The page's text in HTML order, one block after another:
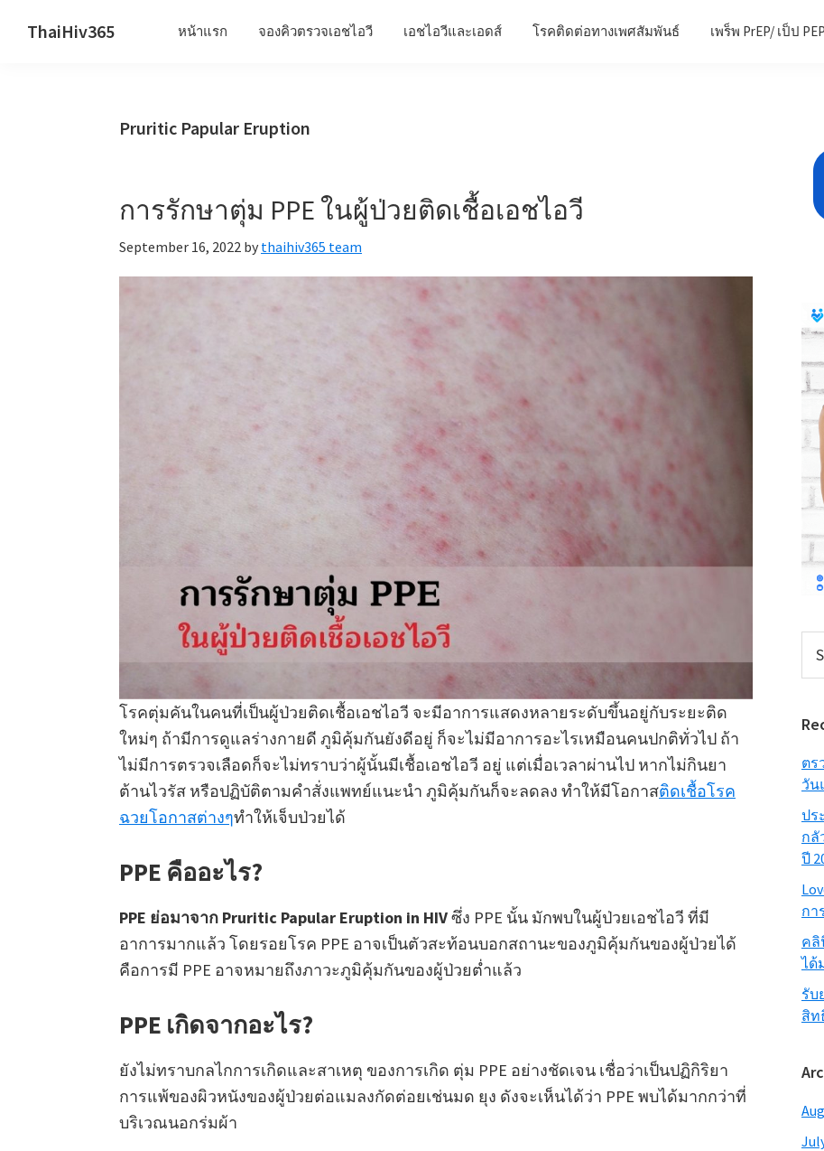
ThaiHiv365 หน้าแรก จองคิวตรวจเอชไอวี เอชไอวีและเอดส์ โรคติดต่อทางเพศสัมพันธ์ เพร็พ PrEP/ เป็ป PEP
Pruritic Papular Eruption
การรักษาตุ่ม PPE ในผู้ป่วยติดเชื้อเอชไอวี
September 16, 2022 by thaihiv365 team
โรคตุ่มคันในคนที่เป็นผู้ป่วยติดเชื้อเอชไอวี จะมีอาการแสดงหลายระดับขึ้นอยู่กับระยะติด
ใหม่ๆ ถ้ามีการดูแลร่างกายดี ภูมิคุ้มกันยังดีอยู่ ก็จะไม่มีอาการอะไรเหมือนคนปกติทั่วไป ถ้า
ไม่มีการตรวจเลือดก็จะไม่ทราบว่าผู้นั้นมีเชื้อเอชไอวี อยู่ แต่เมื่อเวลาผ่านไป หากไม่กินยา
ต้านไวรัส หรือปฏิบัติตามคำสั่งแพทย์แนะนำ ภูมิคุ้มกันก็จะลดลง ทำให้มีโอกาสติดเชื้อโรค
ฉวยโอกาสต่างๆทำให้เจ็บป่วยได้
PPE คืออะไร?
PPE ย่อมาจาก Pruritic Papular Eruption in HIVซึ่ง PPE นั้น มักพบในผู้ป่วยเอชไอวี ที่มี
อาการมากแล้ว โดยรอยโรค PPE อาจเป็นตัวสะท้อนบอกสถานะของภูมิคุ้มกันของผู้ป่วยได้
คือการมี PPE อาจหมายถึงภาวะภูมิคุ้มกันของผู้ป่วยต่ำแล้ว
PPE เกิดจากอะไร?
ยังไม่ทราบกลไกการเกิดและสาเหตุ ของการเกิด ตุ่ม PPE อย่างชัดเจน เชื่อว่าเป็นปฏิกิริยา
การแพ้ของผิวหนังของผู้ป่วยต่อแมลงกัดต่อยเช่นมด ยุง ดังจะเห็นได้ว่า PPE พบได้มากกว่าที่
บริเวณนอกร่มผ้า
this
ตร
วัน
ปร
กลั
ปี
กา
คลิ
ได้
รับ
สิท